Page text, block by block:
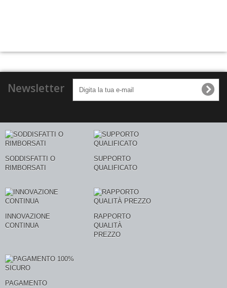
Newsletter
SODDISFATTI O
RIMBORSATI
SUPPORTO
QUALIFICATO
INNOVAZIONE
CONTINUA
RAPPORTO
QUALITÀ
PREZZO
PAGAMENTO